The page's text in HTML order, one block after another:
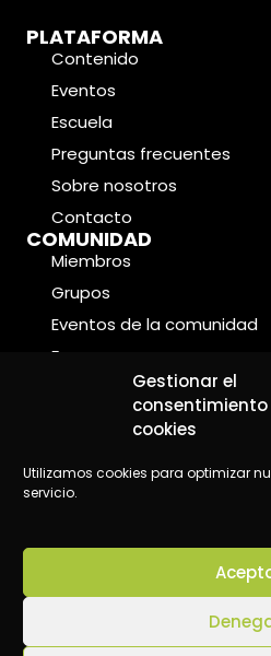
Gestionar el
consentimiento
cookies
Utilizamos cookies para optimizar
servicio.
PLATAFORMA
Contenido
Eventos
Escuela
Preguntas frecuentes
Sobre nosotros
Contacto
COMUNIDAD
Miembros
Grupos
Eventos de la comunidad
Foros
CONDICIONES LEGALES
Política de cookies
Política de privacidad
Aviso legal
©2024 Wake Up -